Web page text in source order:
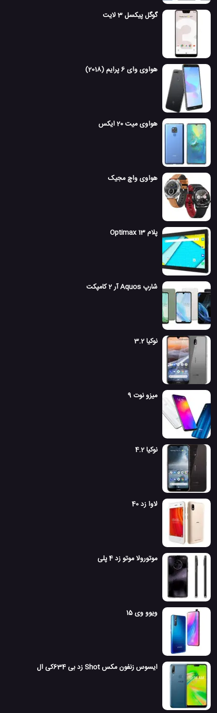
گوگل پیکسل 3 لایت
هواوی وای 6 پرایم (2018)
هواوی میت 20 ایکس
هواوی واچ مجیک
پلام Optimax 13
شارپ Aquos آر 2 کامپکت
نوکیا 3.2
میزو نوت 9
نوکیا 4.2
لاوا زد 40
موتورولا موتو زد 4 پلی
ویوو وی 15
ایسوس زنفون مکس Shot زد بی 634کی ال